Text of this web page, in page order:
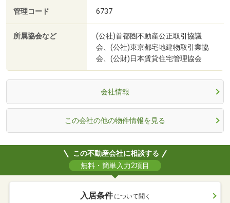
管理コード 6737
所属協会など
(公社)首都圏不動産公正取引協議
会、(公社)東京都宅地建物取引業協
会、(公財)日本賃貸住宅管理協会
会社情報
この会社の他の物件情報を見る
この不動産会社に相談する
無料・簡単入力2項目
入居条件 について聞く